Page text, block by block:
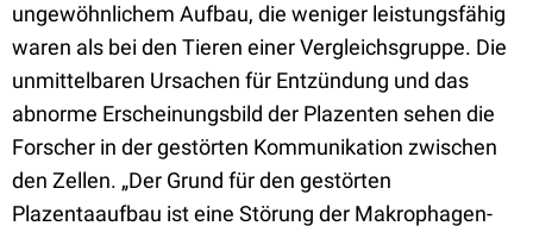
ungewöhnlichem Aufbau, die weniger leistungsfähig
waren als bei den Tieren einer Vergleichsgruppe. Die
unmittelbaren Ursachen für Entzündung und das
abnorme Erscheinungsbild der Plazenten sehen die
Forscher in der gestörten Kommunikation zwischen
den Zellen. „Der Grund für den gestörten
Plazentaaufbau ist eine Störung der Makrophagen-